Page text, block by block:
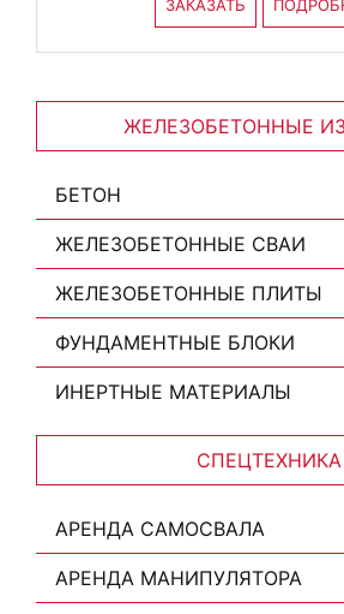
ЖЕЛЕЗОБЕТОННЫЕ
БЕТОН
ЖЕЛЕЗОБЕТОННЫЕ СВАИ
ЖЕЛЕЗОБЕТОННЫЕ ПЛИТЫ
ФУНДАМЕНТНЫЕ БЛОКИ
ИНЕРТНЫЕ МАТЕРИАЛЫ
СПЕЦТЕХНИКА
АРЕНДА САМОСВАЛА
АРЕНДА МАНИПУЛЯТОРА
ЗАКАЗАТЬ